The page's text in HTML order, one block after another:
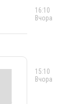
16:10
Вчора
15:10
Вчора